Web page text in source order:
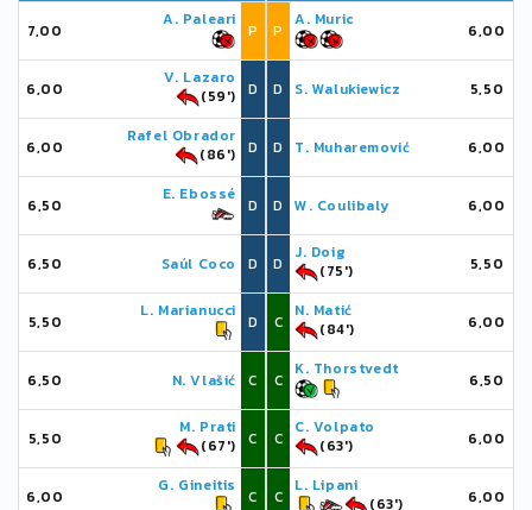
7,00
A. Paleari
P
6,00
V. Lazaro
(59')
D
6,00
Rafel Obrador
(86')
D
6,50
E. Ebossé
D
6,50 Saúl Coco D
5,50
L. Marianucci
D
6,50 N. Vlašić C
5,50
M. Prati
(67')
C
6,00
G. Gineitis
C
P
A. Muric
6,00
D S. Walukiewicz 5,50
D T. Muharemović 6,00
D W. Coulibaly 6,00
D
J. Doig
(75')
5,50
C
N. Matić
(84')
6,00
C
K. Thorstvedt
6,50
C
C. Volpato
(63')
6,00
C
L. Lipani
(63')
6,00